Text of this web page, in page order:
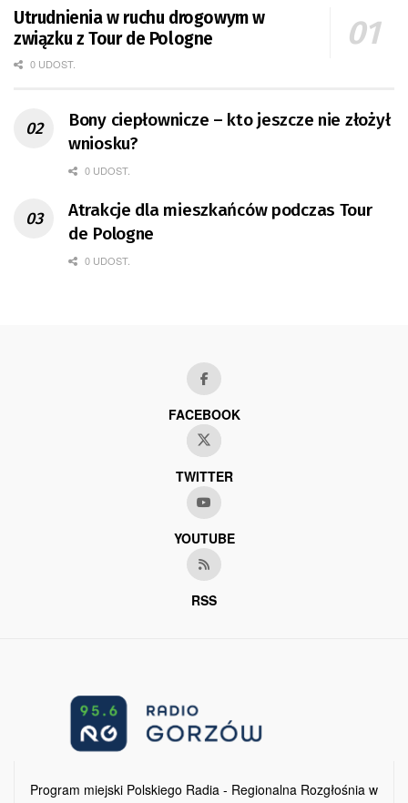
Utrudnienia w ruchu drogowym w
związku z Tour de Pologne
0 UDOST.
Bony ciepłownicze – kto jeszcze nie złożył
wniosku?
0 UDOST.
Atrakcje dla mieszkańców podczas Tour
de Pologne
0 UDOST.
FACEBOOK
TWITTER
YOUTUBE
RSS
Program miejski Polskiego Radia - Regionalna Rozgłośnia w